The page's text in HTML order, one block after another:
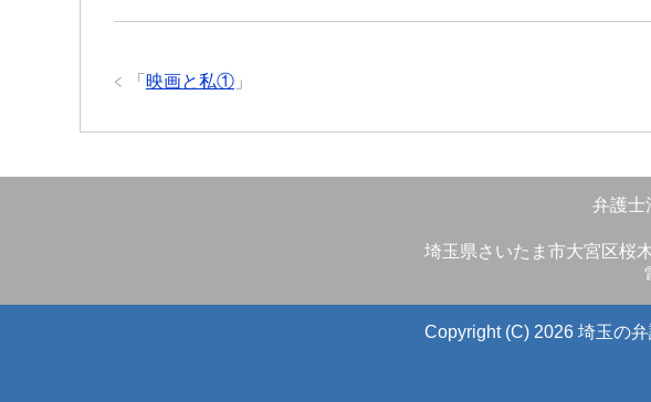
「 映画と私① 」
弁護士
埼玉県さいたま市大宮区桜
Copyright (C) 2026 埼玉の